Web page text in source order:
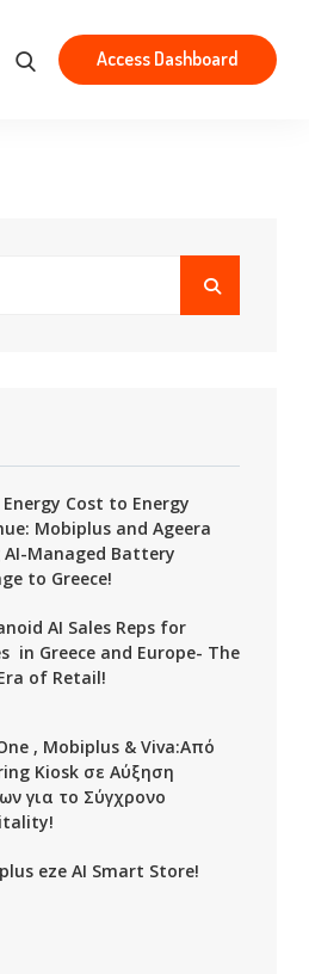
43 contact@mobiplus.co
Access Dashboard
Energy Cost to Energy
Mobiplus and Ageera
AI-Managed Battery
to Greece!
AI Sales Reps for
in Greece and Europe- The
of Retail!
, Mobiplus & Viva:Από
Kiosk σε Αύξηση
για το Σύγχρονο
eze AI Smart Store!